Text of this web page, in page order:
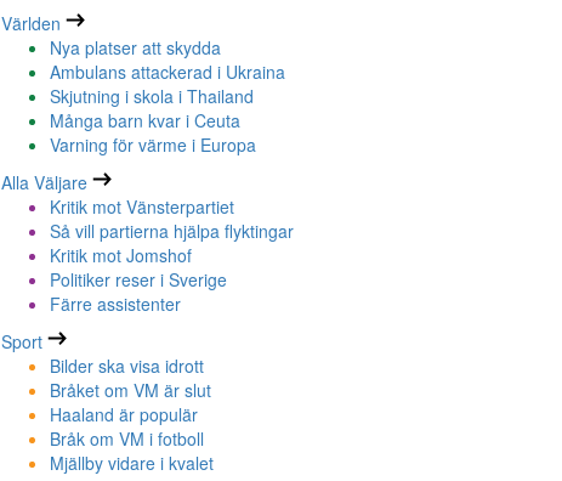
Världen
Nya platser att skydda
Ambulans attackerad i Ukraina
Skjutning i skola i Thailand
Många barn kvar i Ceuta
Varning för värme i Europa
Alla Väljare
Kritik mot Vänsterpartiet
Så vill partierna hjälpa flyktingar
Kritik mot Jomshof
Politiker reser i Sverige
Färre assistenter
Sport
Bilder ska visa idrott
Bråket om VM är slut
Haaland är populär
Bråk om VM i fotboll
Mjällby vidare i kvalet